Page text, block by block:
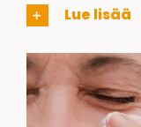
Lue lisää